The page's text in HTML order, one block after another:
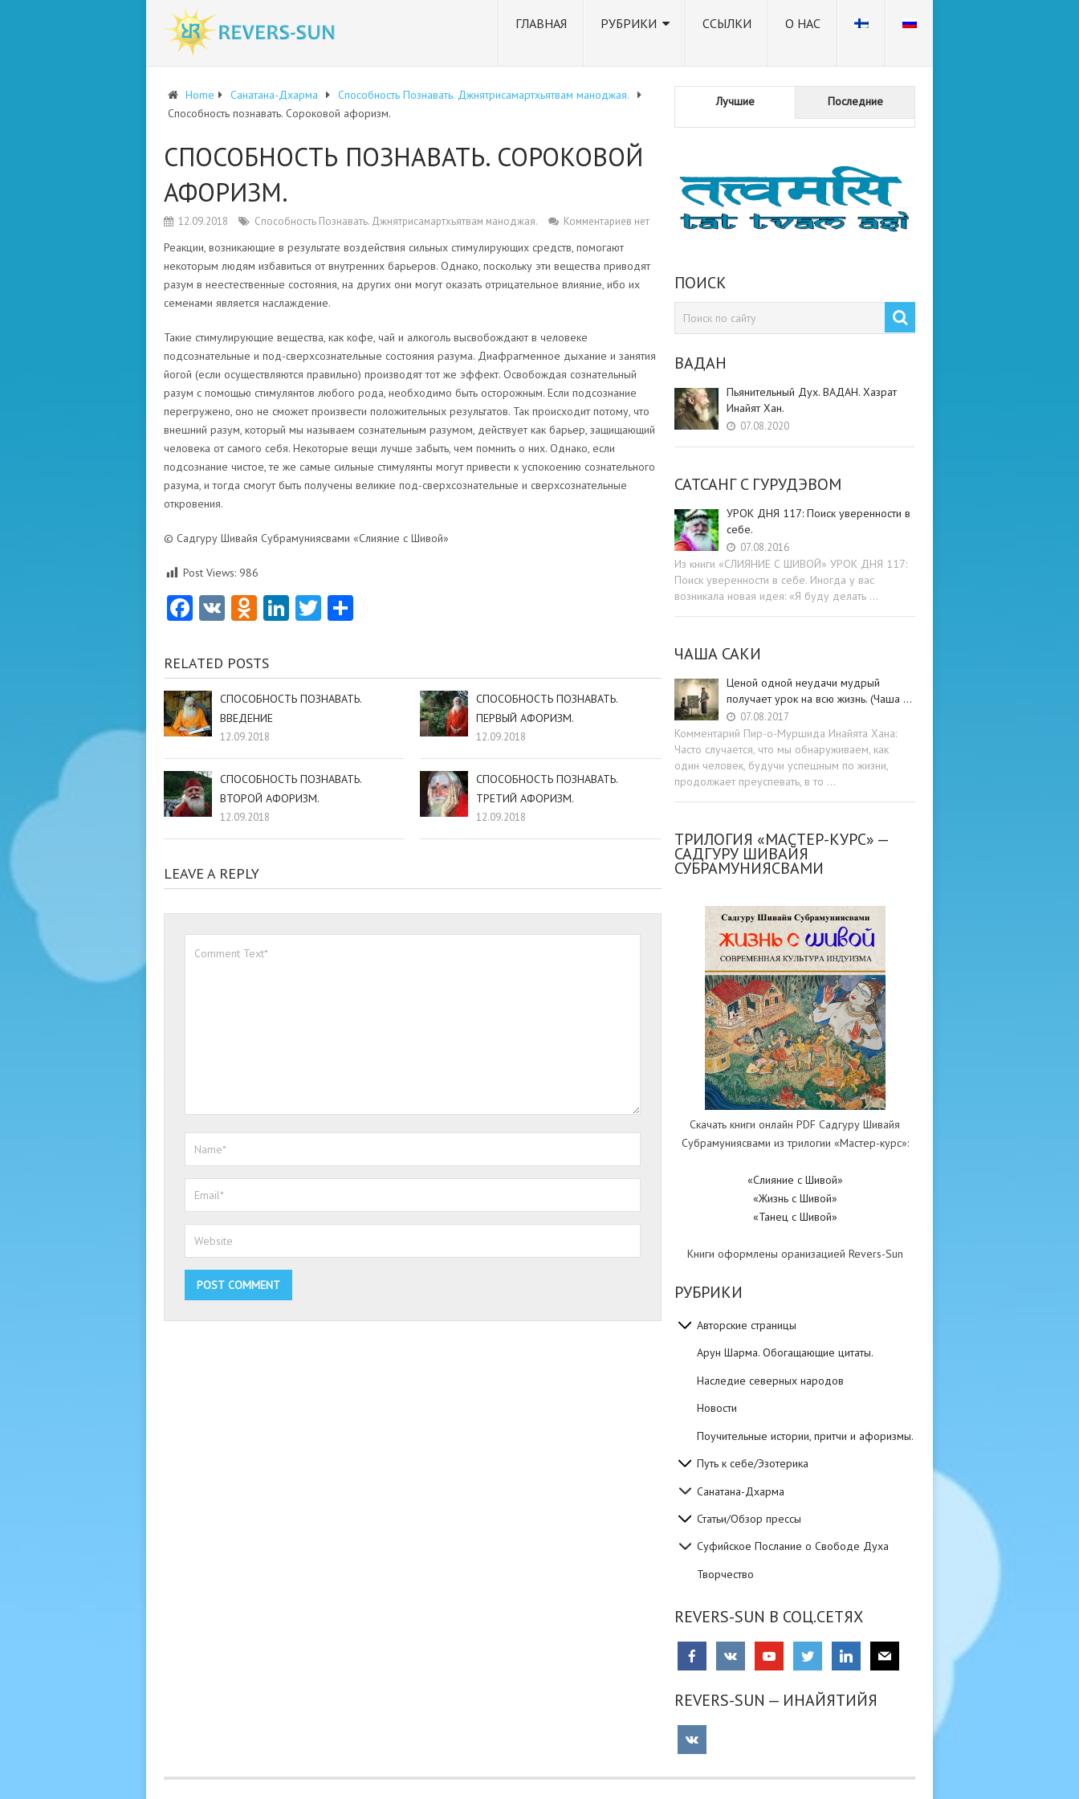
ГЛАВНАЯ РУБРИКИ ССЫЛКИ О НАС
Home Санатана-Дхарма
Способность Познавать. Джнятрисамартхьятвам маноджая.
Способность познавать. Сороковой афоризм.
СПОСОБНОСТЬ ПОЗНАВАТЬ. СОРОКОВОЙ
АФОРИЗМ.
12.09.2018 Способность Познавать. Джнятрисамартхьятвам маноджая. Комментариев нет
Реакции, возникающие в результате воздействия сильных стимулирующих средств, помогают
некоторым людям избавиться от внутренних барьеров. Однако, поскольку эти вещества приводят
разум в неестественные состояния, на других они могут оказать отрицательное влияние, ибо их
семенами является наслаждение.
Такие стимулирующие вещества, как кофе, чай и алкоголь высвобождают в человеке
подсознательные и под-сверхсознательные состояния разума. Диафрагменное дыхание и занятия
йогой (если осуществляются правильно) производят тот же эффект. Освобождая сознательный
разум с помощью стимулянтов любого рода, необходимо быть осторожным. Если подсознание
перегружено, оно не сможет произвести положительных результатов. Так происходит потому, что
внешний разум, который мы называем сознательным разумом, действует как барьер, защищающий
человека от самого себя. Некоторые вещи лучше забыть, чем помнить о них. Однако, если
подсознание чистое, те же самые сильные стимулянты могут привести к успокоению сознательного
разума, и тогда смогут быть получены великие под-сверхсознательные и сверхсознательные
откровения.
© Садгуру Шивайя Субрамуниясвами «Слияние с Шивой»
Post Views: 986
Facebook
VKOdnoklassniki
LinkedIn
TwitterОтправить
RELATED POSTS
СПОСОБНОСТЬ ПОЗНАВАТЬ.
ВВЕДЕНИЕ
12.09.2018
СПОСОБНОСТЬ ПОЗНАВАТЬ.
ПЕРВЫЙ АФОРИЗМ.
12.09.2018
СПОСОБНОСТЬ ПОЗНАВАТЬ.
ВТОРОЙ АФОРИЗМ.
12.09.2018
СПОСОБНОСТЬ ПОЗНАВАТЬ.
ТРЕТИЙ АФОРИЗМ.
12.09.2018
LEAVE A REPLY
Лучшие Последние
ПОИСК
ВАДАН
Пьянительный Дух. ВАДАН. Хазрат
Инайят Хан.
07.08.2020
САТСАНГ C ГУРУДЭВОМ
УРОК ДНЯ 117: Поиск уверенности в
себе.
07.08.2016
Из книги «СЛИЯНИЕ С ШИВОЙ» УРОК ДНЯ 117:
Поиск уверенности в себе. Иногда у вас
возникала новая идея: «Я буду делать …
ЧАША САКИ
Ценой одной неудачи мудрый
получает урок на всю жизнь. (Чаша …
07.08.2017
Комментарий Пир-о-Муршида Инайята Хана:
Часто случается, что мы обнаруживаем, как
один человек, будучи успешным по жизни,
продолжает преуспевать, в то …
ТРИЛОГИЯ «МАСТЕР-КУРС» —
САДГУРУ ШИВАЙЯ
СУБРАМУНИЯСВАМИ
Скачать книги онлайн PDF Садгуру Шивайя
Субрамуниясвами из трилогии «Мастер-курс»:
«Слияние с Шивой»
«Жизнь с Шивой»
«Танец с Шивой»
Книги оформлены оранизацией Revers-Sun
РУБРИКИ
Авторские страницы
Арун Шарма. Обогащающие цитаты.
Наследие северных народов
Новости
Поучительные истории, притчи и афоризмы.
Путь к себе/Эзотерика
Санатана-Дхарма
Статьи/Обзор прессы
Суфийское Послание о Свободе Духа
Творчество
REVERS-SUN В СОЦ.СЕТЯХ
REVERS-SUN — ИНАЙЯТИЙЯ